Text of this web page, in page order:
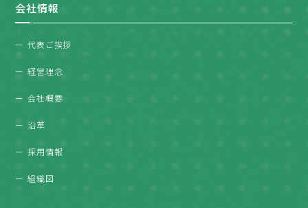
会社情報
代表ご挨拶
経営理念
会社概要
沿革
採用情報
組織図